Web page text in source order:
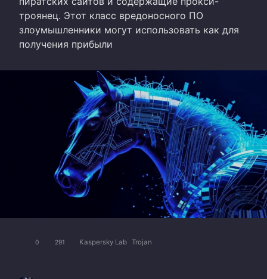
троянец. Этот класс вредоносного ПО
злоумышленники могут использовать как для
получения прибыли
0 291 Kaspersky Lab Trojan